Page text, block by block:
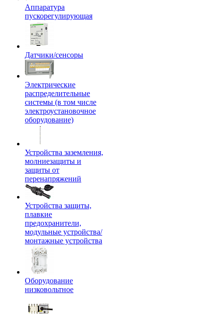
Аппаратура
пускорегулирующая
Датчики/сенсоры
Электрические
распределительные
системы (в том числе
электроустановочное
оборудование)
Устройства заземления,
молниезащиты и
защиты от
перенапряжений
Устройства защиты,
плавкие
предохранители,
модульные устройства/
монтажные устройства
Оборудование
низковольтное